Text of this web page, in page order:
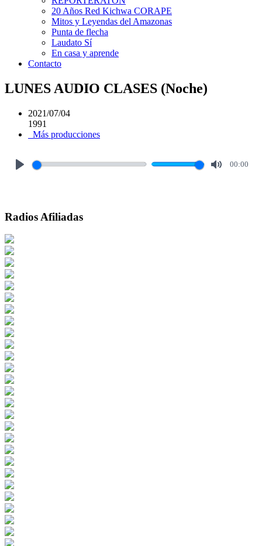
20 Años Red Kichwa CORAPE
Mitos y Leyendas del Amazonas
Punta de flecha
Laudato Sí
En casa y aprende
Contacto
LUNES AUDIO CLASES (Noche)
2021/07/04
1991
Más producciones
00:00
Radios Afiliadas